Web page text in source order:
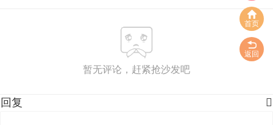
暂无评论，赶紧抢沙发吧
首页
返回

回复